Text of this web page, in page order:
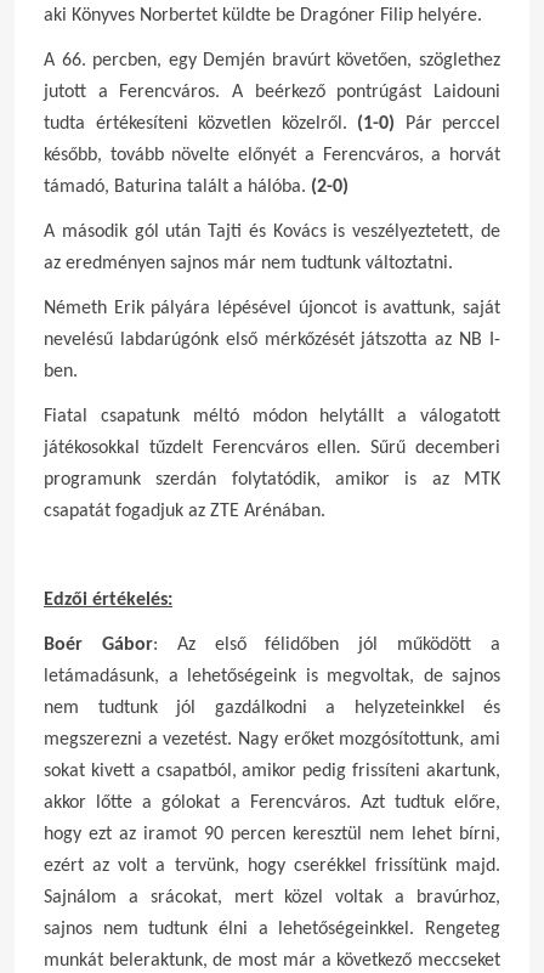
aki Könyves Norbertet küldte be Dragóner Filip helyére.
A 66. percben, egy Demjén bravúrt követően, szöglethez
jutott a Ferencváros. A beérkező pontrúgást Laidouni
tudta értékesíteni közvetlen közelről. (1-0) Pár perccel
később, tovább növelte előnyét a Ferencváros, a horvát
támadó, Baturina talált a hálóba. (2-0)
A második gól után Tajti és Kovács is veszélyeztetett, de
az eredményen sajnos már nem tudtunk változtatni.
Németh Erik pályára lépésével újoncot is avattunk, saját
nevelésű labdarúgónk első mérkőzését játszotta az NB I-
ben.
Fiatal csapatunk méltó módon helytállt a válogatott
játékosokkal tűzdelt Ferencváros ellen. Sűrű decemberi
programunk szerdán folytatódik, amikor is az MTK
csapatát fogadjuk az ZTE Arénában.
Edzői értékelés:
Boér Gábor: Az első félidőben jól működött a
letámadásunk, a lehetőségeink is megvoltak, de sajnos
nem tudtunk jól gazdálkodni a helyzeteinkkel és
megszerezni a vezetést. Nagy erőket mozgósítottunk, ami
sokat kivett a csapatból, amikor pedig frissíteni akartunk,
akkor lőtte a gólokat a Ferencváros. Azt tudtuk előre,
hogy ezt az iramot 90 percen keresztül nem lehet bírni,
ezért az volt a tervünk, hogy cserékkel frissítünk majd.
Sajnálom a srácokat, mert közel voltak a bravúrhoz,
sajnos nem tudtunk élni a lehetőségeinkkel. Rengeteg
munkát beleraktunk, de most már a következő meccseket